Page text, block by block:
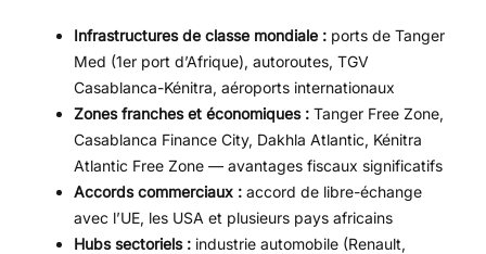
Infrastructures de classe mondiale : ports de Tanger
Med (1er port d’Afrique), autoroutes, TGV
Casablanca-Kénitra, aéroports internationaux
Zones franches et économiques : Tanger Free Zone,
Casablanca Finance City, Dakhla Atlantic, Kénitra
Atlantic Free Zone — avantages fiscaux significatifs
Accords commerciaux : accord de libre-échange
avec l’UE, les USA et plusieurs pays africains
Hubs sectoriels : industrie automobile (Renault,